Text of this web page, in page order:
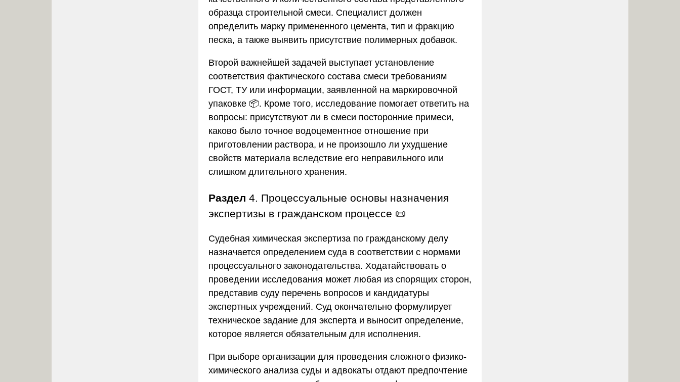
образца строительной смеси. Специалист должен
определить марку примененного цемента, тип и фракцию
песка, а также выявить присутствие полимерных добавок.
Второй важнейшей задачей выступает установление
соответствия фактического состава смеси требованиям
ГОСТ, ТУ или информации, заявленной на маркировочной
упаковке 📦. Кроме того, исследование помогает ответить на
вопросы: присутствуют ли в смеси посторонние примеси,
каково было точное водоцементное отношение при
приготовлении раствора, и не произошло ли ухудшение
свойств материала вследствие его неправильного или
слишком длительного хранения.
Раздел 4. Процессуальные основы назначения
экспертизы в гражданском процессе 📜
Судебная химическая экспертиза по гражданскому делу
назначается определением суда в соответствии с нормами
процессуального законодательства. Ходатайствовать о
проведении исследования может любая из спорящих сторон,
представив суду перечень вопросов и кандидатуры
экспертных учреждений. Суд окончательно формулирует
техническое задание для эксперта и выносит определение,
которое является обязательным для исполнения.
При выборе организации для проведения сложного физико-
химического анализа суды и адвокаты отдают предпочтение